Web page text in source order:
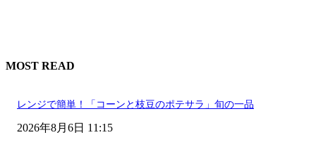
MOST READ
レンジで簡単！「コーンと枝豆のポテサラ」旬の一品
2026年8月6日 11:15